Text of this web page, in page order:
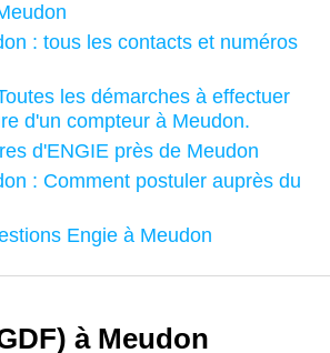
: tous les contacts et numéros
les démarches à effectuer
d'un compteur à Meudon.
d'ENGIE près de Meudon
: Comment postuler auprès du
Engie à Meudon
à Meudon